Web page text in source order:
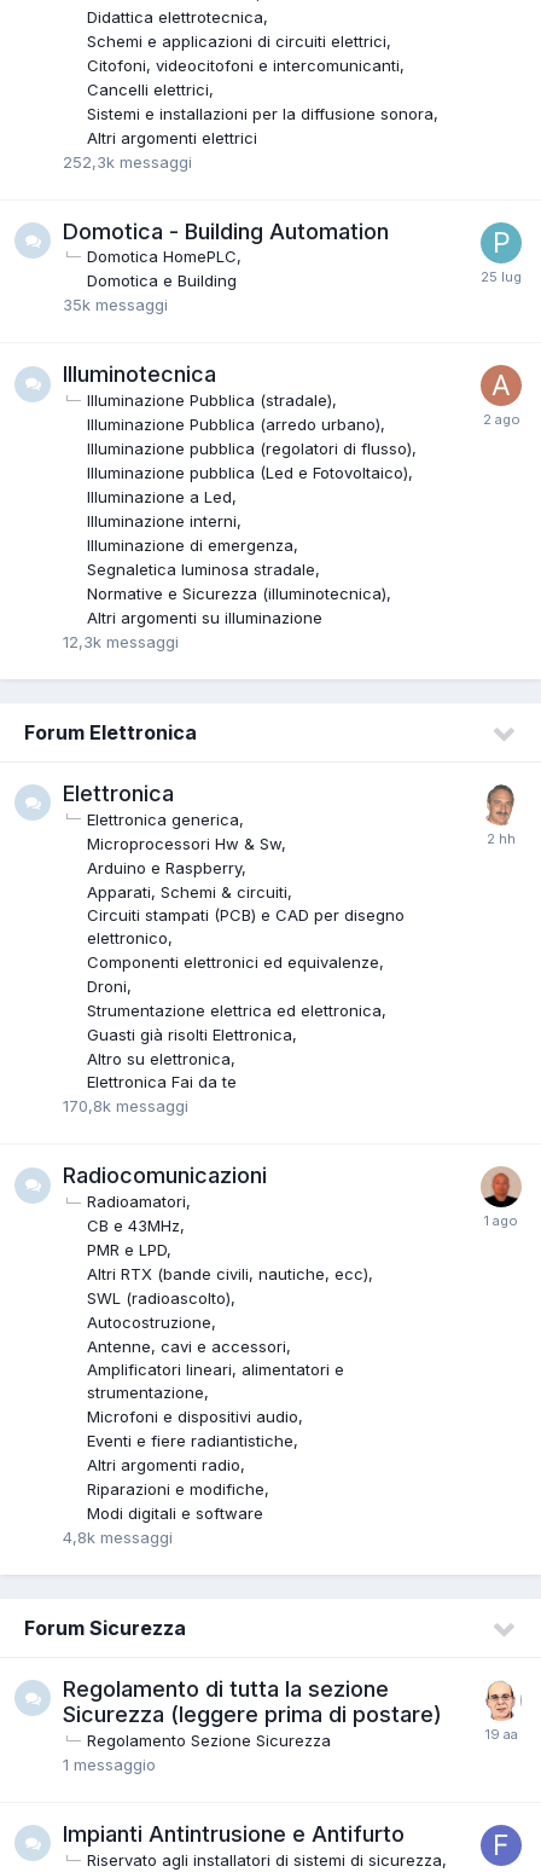
Didattica elettrotecnica
Schemi e applicazioni di circuiti elettrici
Citofoni, videocitofoni e intercomunicanti
Cancelli elettrici
Sistemi e installazioni per la diffusione sonora
Altri argomenti elettrici
252,3k messaggi
Domotica - Building Automation
Domotica HomePLC
Domotica e Building
35k messaggi
Illuminotecnica
Illuminazione Pubblica (stradale)
Illuminazione Pubblica (arredo urbano)
Illuminazione pubblica (regolatori di flusso)
Illuminazione pubblica (Led e Fotovoltaico)
Illuminazione a Led
Illuminazione interni
Illuminazione di emergenza
Segnaletica luminosa stradale
Normative e Sicurezza (illuminotecnica)
Altri argomenti su illuminazione
12,3k messaggi
Forum Elettronica
Elettronica
Elettronica generica
Microprocessori Hw & Sw
Arduino e Raspberry
Apparati, Schemi & circuiti
Circuiti stampati (PCB) e CAD per disegno
elettronico
Componenti elettronici ed equivalenze
Droni
Strumentazione elettrica ed elettronica
Guasti già risolti Elettronica
Altro su elettronica
Elettronica Fai da te
170,8k messaggi
Radiocomunicazioni
Radioamatori
CB e 43MHz
PMR e LPD
Altri RTX (bande civili, nautiche, ecc)
SWL (radioascolto)
Autocostruzione
Antenne, cavi e accessori
Amplificatori lineari, alimentatori e
strumentazione
Microfoni e dispositivi audio
Eventi e fiere radiantistiche
Altri argomenti radio
Riparazioni e modifiche
Modi digitali e software
4,8k messaggi
Forum Sicurezza
Regolamento di tutta la sezione
Sicurezza (leggere prima di postare)
Regolamento Sezione Sicurezza
1 messaggio
Impianti Antintrusione e Antifurto
Riservato agli installatori di sistemi di sicurezza